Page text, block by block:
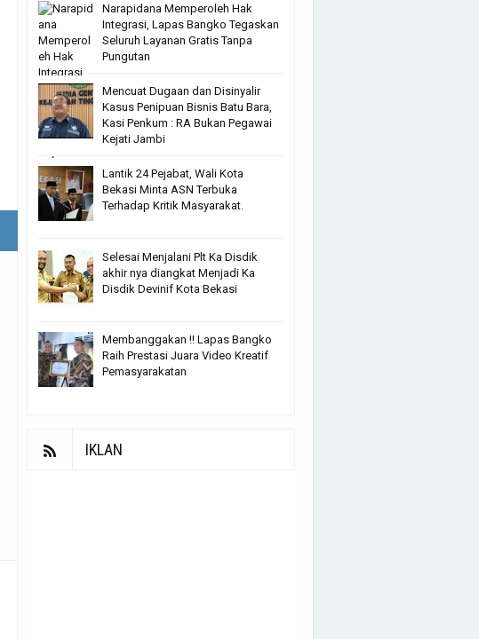
Narapidana Memperoleh Hak
Integrasi, Lapas Bangko Tegaskan
Seluruh Layanan Gratis Tanpa
Pungutan
Mencuat Dugaan dan Disinyalir
Kasus Penipuan Bisnis Batu Bara,
Kasi Penkum : RA Bukan Pegawai
Kejati Jambi
Lantik 24 Pejabat, Wali Kota
Bekasi Minta ASN Terbuka
Terhadap Kritik Masyarakat.
Selesai Menjalani Plt Ka Disdik
akhir nya diangkat Menjadi Ka
Disdik Devinif Kota Bekasi
Membanggakan !! Lapas Bangko
Raih Prestasi Juara Video Kreatif
Pemasyarakatan
IKLAN